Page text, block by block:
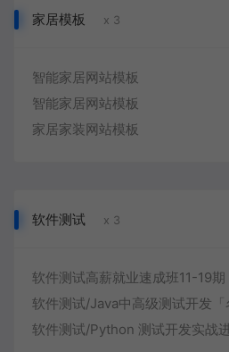
家居模板 x 3
智能家居网站模板
智能家居网站模板
家居家装网站模板
软件测试 x 3
软件测试高薪就业速成班11-19期
软件测试/Java中高级测试开发
软件测试/Python 测试开发实战